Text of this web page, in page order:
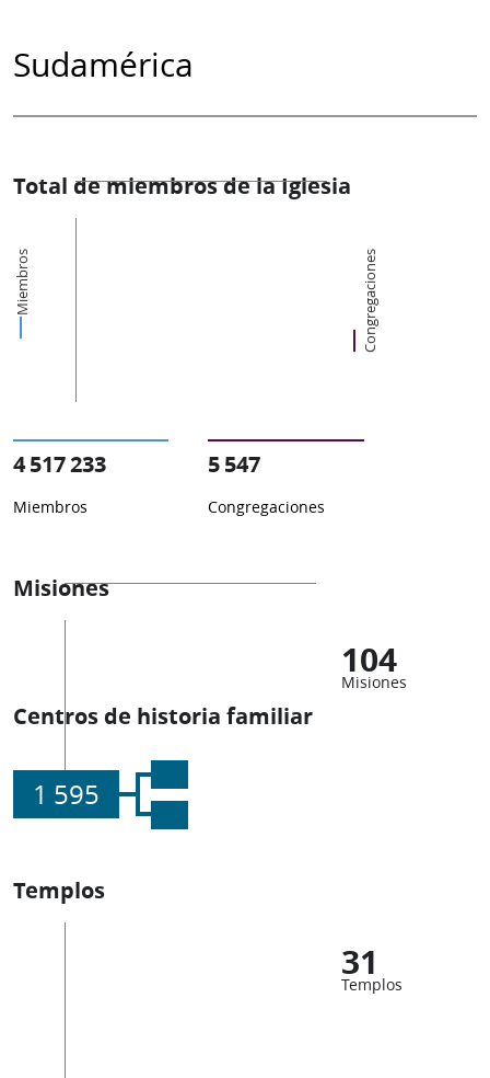
Sudamérica
Total de miembros de la Iglesia
Miembros Congregaciones
4 517 233
Miembros
5 547
Congregaciones
Misiones
104
Misiones
Centros de historia familiar
1 595
Templos
31
Templos